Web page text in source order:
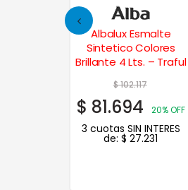
Albalux Esmalte
Sintetico Colores
Brillante 4 Lts. – Traful
$102.117
$ 81.694 20% OFF
3 cuotas SIN INTERES
de:$ 27.231